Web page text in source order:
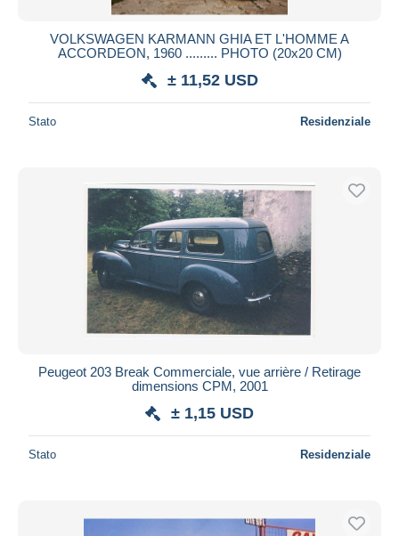
VOLKSWAGEN KARMANN GHIA ET L'HOMME A
ACCORDEON, 1960 ......... PHOTO (20x20 CM)
± 11,52 USD
Stato Residenziale
Peugeot 203 Break Commerciale, vue arrière / Retirage
dimensions CPM, 2001
± 1,15 USD
Stato Residenziale